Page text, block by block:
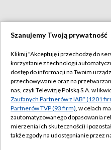
Szanujemy Twoją prywatność
Kliknij "Akceptuję i przechodzę do
korzystanie z technologii
dostęp do informacji na Twoim
przechowywanie oraz na
nas, czyli Telewizję Polską S.A. w
Zaufanych Partnerów z IAB* (1201
Partnerów TVP (93 firm), w celach
zautomatyzowanego dopasowania
mierzenia ich skuteczności) i
także zgody na udostępnianie przez